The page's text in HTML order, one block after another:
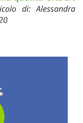
di: Alessandra